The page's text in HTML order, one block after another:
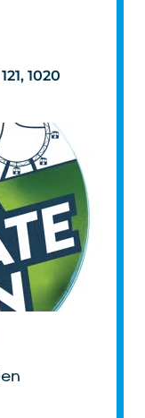
1020
privacy
Anmeldung
technische